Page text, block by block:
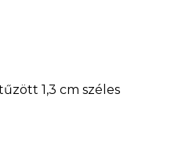
1,3 cm széles